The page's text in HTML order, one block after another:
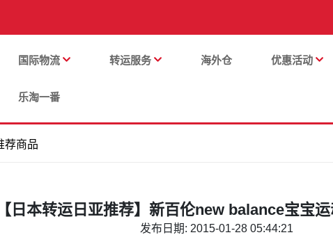
国际物流 转运服务 海外仓 优惠活动
乐淘一番
荐商品
【日本转运日亚推荐】新百伦new balance宝宝
发布日期: 2015-01-28 05:44:21